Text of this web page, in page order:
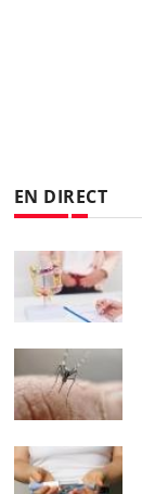
EN DIRECT